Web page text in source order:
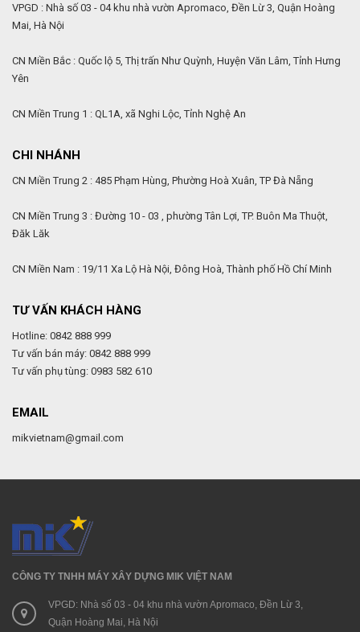
VPGD : Nhà số 03 - 04 khu nhà vườn Apromaco, Đền Lừ 3, Quận Hoàng
Mai, Hà Nội
CN Miền Bắc : Quốc lộ 5, Thị trấn Như Quỳnh, Huyện Văn Lâm, Tỉnh Hưng
Yên
CN Miền Trung 1 : QL1A, xã Nghi Lộc, Tỉnh Nghệ An
CHI NHÁNH
CN Miền Trung 2 : 485 Phạm Hùng, Phường Hoà Xuân, TP Đà Nẵng
CN Miền Trung 3 : Đường 10 - 03 , phường Tân Lợi, TP. Buôn Ma Thuột,
Đăk Lăk
CN Miền Nam : 19/11 Xa Lộ Hà Nội, Đông Hoà, Thành phố Hồ Chí Minh
TƯ VẤN KHÁCH HÀNG
Hotline: 0842 888 999
Tư vấn bán máy: 0842 888 999
Tư vấn phụ tùng: 0983 582 610
EMAIL
mikvietnam@gmail.com
CÔNG TY TNHH MÁY XÂY DỰNG MIK VIỆT NAM
VPGD: Nhà số 03 - 04 khu nhà vườn Apromaco, Đền Lừ 3,
Quận Hoàng Mai, Hà Nội